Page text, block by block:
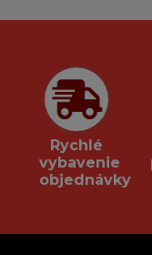
Rychlé
vybavenie
objednávky